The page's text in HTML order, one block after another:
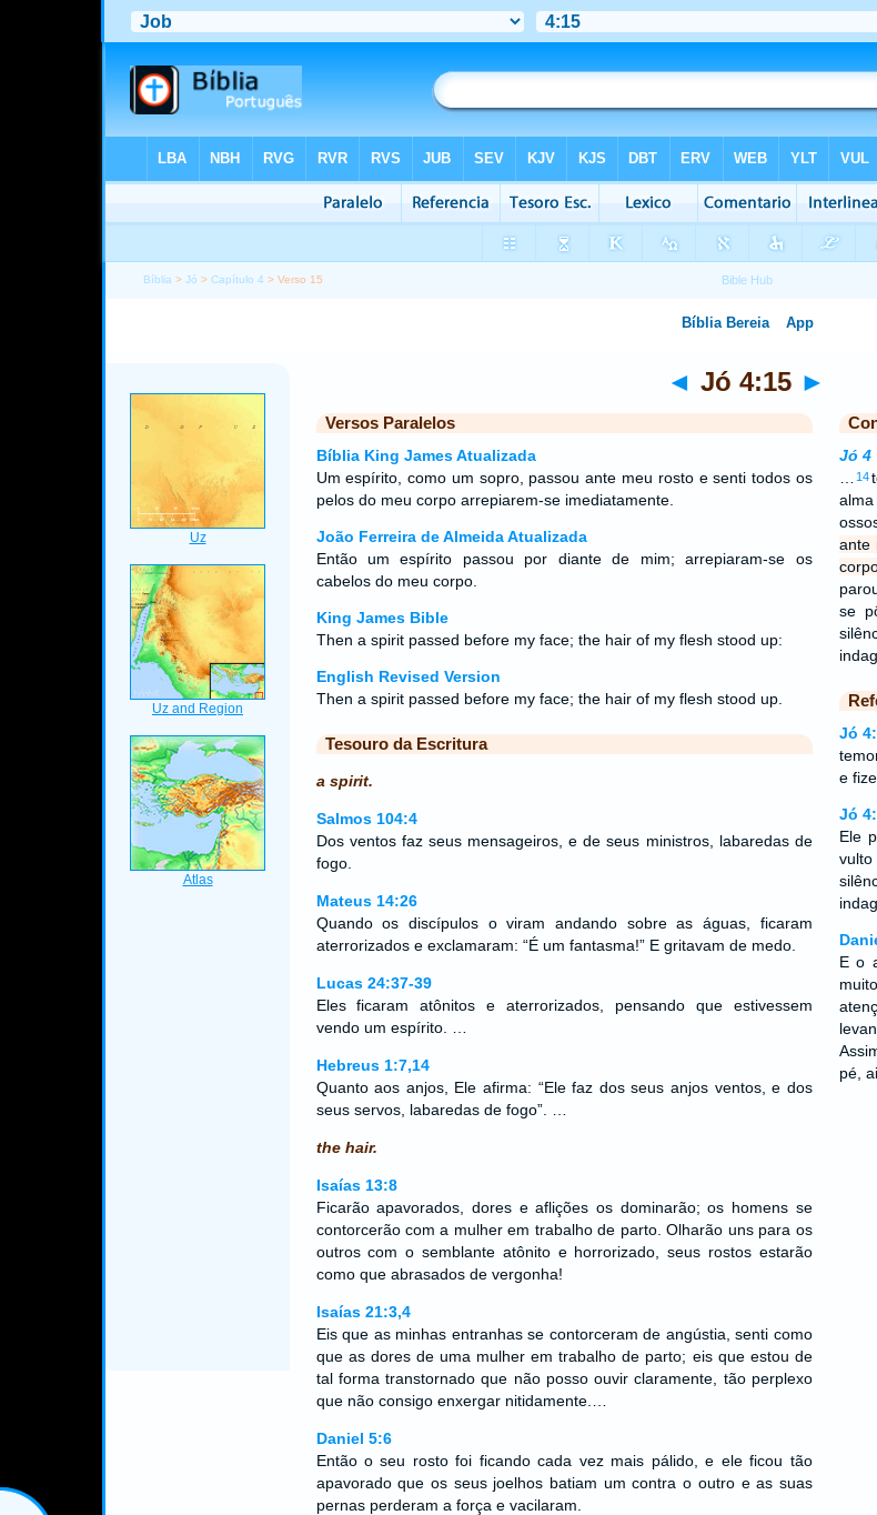
Bíblia >Jó >Capítulo 4 > Verso 15
◄ Jó 4:15 ►
Versos Paralelos
Bíblia King James Atualizada
Um espírito, como um sopro, passou ante meu rosto e senti todos os
pelos do meu corpo arrepiarem-se imediatamente.
João Ferreira de Almeida Atualizada
Então um espírito passou por diante de mim; arrepiaram-se os
cabelos do meu corpo.
King James Bible
Then a spirit passed before my face; the hair of my flesh stood up:
English Revised Version
Then a spirit passed before my face; the hair of my flesh stood up.
Tesouro da Escritura
a spirit.
Salmos 104:4
Dos ventos faz seus mensageiros, e de seus ministros, labaredas de
fogo.
Mateus 14:26
Quando os discípulos o viram andando sobre as águas, ficaram
aterrorizados e exclamaram: “É um fantasma!” E gritavam de medo.
Lucas 24:37-39
Eles ficaram atônitos e aterrorizados, pensando que estivessem
vendo um espírito. …
Hebreus 1:7,14
Quanto aos anjos, Ele afirma: “Ele faz dos seus anjos ventos, e dos
seus servos, labaredas de fogo”. …
the hair.
Isaías 13:8
Ficarão apavorados, dores e aflições os dominarão; os homens se
contorcerão com a mulher em trabalho de parto. Olharão uns para os
outros com o semblante atônito e horrorizado, seus rostos estarão
como que abrasados de vergonha!
Isaías 21:3,4
Eis que as minhas entranhas se contorceram de angústia, senti como
que as dores de uma mulher em trabalho de parto; eis que estou de
tal forma transtornado que não posso ouvir claramente, tão perplexo
que não consigo enxergar nitidamente.…
Daniel 5:6
Então o seu rosto foi ficando cada vez mais pálido, e ele ficou tão
apavorado que os seus joelhos batiam um contra o outro e as suas
pernas perderam a força e vacilaram.
Jó 4
14
ante
se
Jó
e
Jó
Ele
vulto
E o
pé,